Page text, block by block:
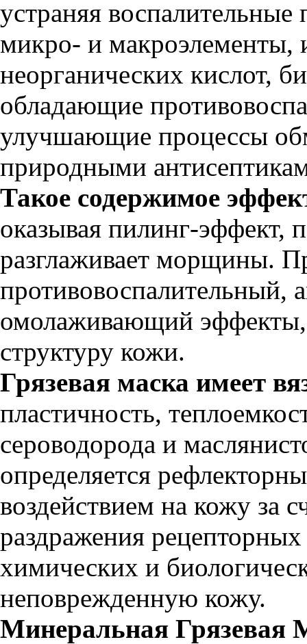
устраняя воспалительные
микро- и макроэлементы,
неорганических кислот,
обладающие
улучшающие процессы
природными
Такое содержимое
оказывая пилинг-эффект,
разглаживает морщины.
противовоспалительный,
омолаживающий эффекты,
структуру кожи.
Грязевая маска имеет
пластичность,
сероводорода и
определяется
воздействием на кожу за
раздражения
химических и
неповрежденную кожу.
Минеральная Грязевая